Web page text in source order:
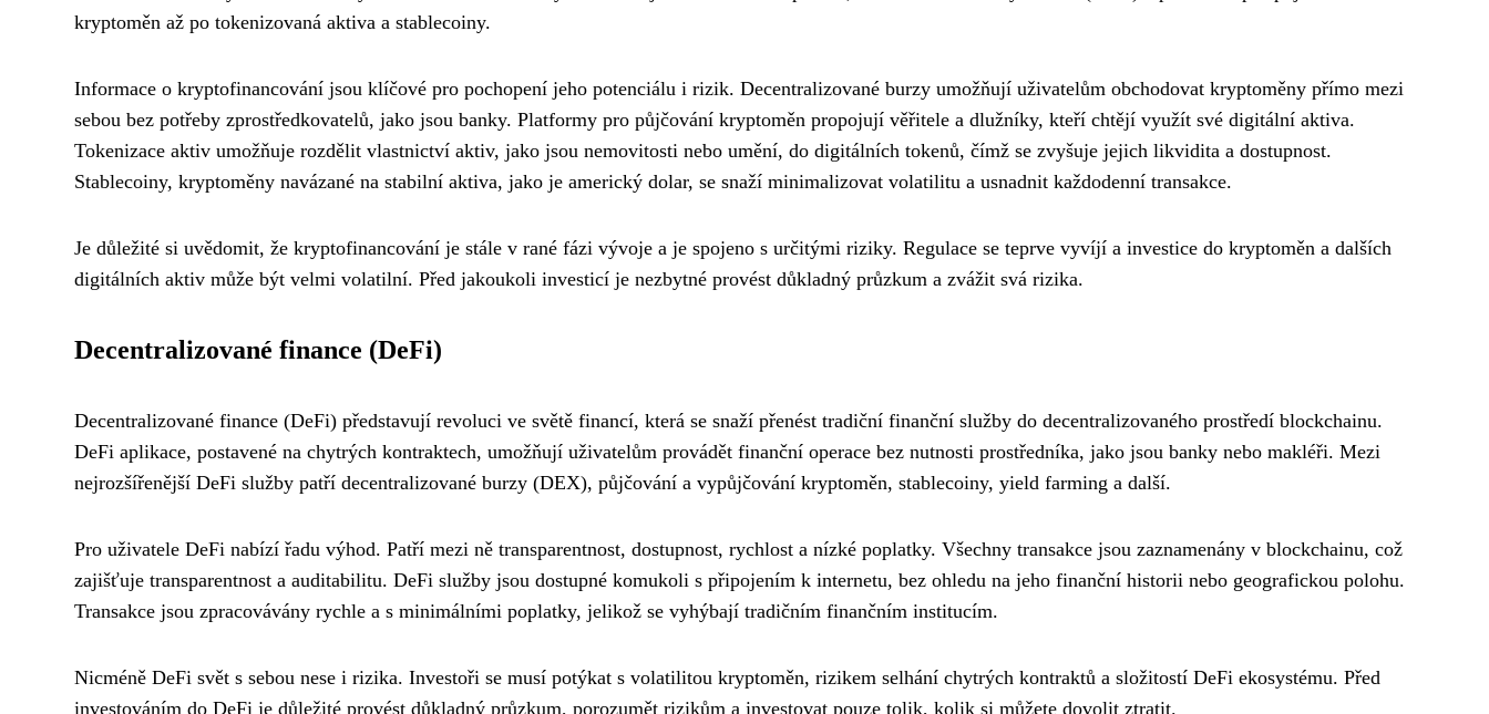
kryptoměn až po tokenizovaná aktiva a stablecoiny.
Informace o kryptofinancování jsou klíčové pro pochopení jeho potenciálu i rizik. Decentralizované burzy umožňují uživatelům obchodovat kryptoměny přímo mezi
sebou bez potřeby zprostředkovatelů, jako jsou banky. Platformy pro půjčování kryptoměn propojují věřitele a dlužníky, kteří chtějí využít své digitální aktiva.
Tokenizace aktiv umožňuje rozdělit vlastnictví aktiv, jako jsou nemovitosti nebo umění, do digitálních tokenů, čímž se zvyšuje jejich likvidita a dostupnost.
Stablecoiny, kryptoměny navázané na stabilní aktiva, jako je americký dolar, se snaží minimalizovat volatilitu a usnadnit každodenní transakce.
Je důležité si uvědomit, že kryptofinancování je stále v rané fázi vývoje a je spojeno s určitými riziky. Regulace se teprve vyvíjí a investice do kryptoměn a dalších
digitálních aktiv může být velmi volatilní. Před jakoukoli investicí je nezbytné provést důkladný průzkum a zvážit svá rizika.
Decentralizované finance (DeFi)
Decentralizované finance (DeFi) představují revoluci ve světě financí, která se snaží přenést tradiční finanční služby do decentralizovaného prostředí blockchainu.
DeFi aplikace, postavené na chytrých kontraktech, umožňují uživatelům provádět finanční operace bez nutnosti prostředníka, jako jsou banky nebo makléři. Mezi
nejrozšířenější DeFi služby patří decentralizované burzy (DEX), půjčování a vypůjčování kryptoměn, stablecoiny, yield farming a další.
Pro uživatele DeFi nabízí řadu výhod. Patří mezi ně transparentnost, dostupnost, rychlost a nízké poplatky. Všechny transakce jsou zaznamenány v blockchainu, což
zajišťuje transparentnost a auditabilitu. DeFi služby jsou dostupné komukoli s připojením k internetu, bez ohledu na jeho finanční historii nebo geografickou polohu.
Transakce jsou zpracovávány rychle a s minimálními poplatky, jelikož se vyhýbají tradičním finančním institucím.
Nicméně DeFi svět s sebou nese i rizika. Investoři se musí potýkat s volatilitou kryptoměn, rizikem selhání chytrých kontraktů a složitostí DeFi ekosystému. Před
investováním do DeFi je důležité provést důkladný průzkum, porozumět rizikům a investovat pouze tolik, kolik si můžete dovolit ztratit.